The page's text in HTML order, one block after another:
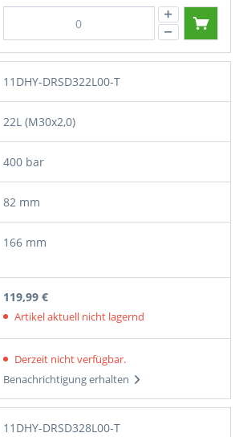
11DHY-DRSD322L00-T
22L (M30x2,0)
400 bar
82 mm
166 mm
119,99 €
Artikel aktuell nicht lagernd
Derzeit nicht verfügbar.
Benachrichtigung erhalten
11DHY-DRSD328L00-T